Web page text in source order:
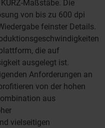
Maßstäbe. Die
von bis zu 600 dpi
feinster Details.
die auf
ausgelegt ist.
Anforderungen an
von der hohen
aus
vielseitigen